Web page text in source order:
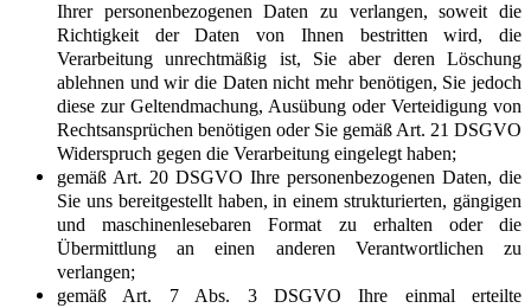
Ihrer personenbezogenen Daten zu verlangen, soweit die
Richtigkeit der Daten von Ihnen bestritten wird, die
Verarbeitung unrechtmäßig ist, Sie aber deren Löschung
ablehnen und wir die Daten nicht mehr benötigen, Sie jedoch
diese zur Geltendmachung, Ausübung oder Verteidigung von
Rechtsansprüchen benötigen oder Sie gemäß Art. 21 DSGVO
Widerspruch gegen die Verarbeitung eingelegt haben;
gemäß Art. 20 DSGVO Ihre personenbezogenen Daten, die
Sie uns bereitgestellt haben, in einem strukturierten, gängigen
und maschinenlesebaren Format zu erhalten oder die
Übermittlung an einen anderen Verantwortlichen zu
verlangen;
gemäß Art. 7 Abs. 3 DSGVO Ihre einmal erteilte